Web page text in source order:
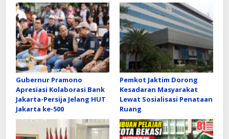
Gubernur Pramono
Apresiasi Kolaborasi Bank
Jakarta-Persija Jelang HUT
Jakarta ke-500
Pemkot Jaktim Dorong
Kesadaran Masyarakat
Lewat Sosialisasi Penataan
Ruang